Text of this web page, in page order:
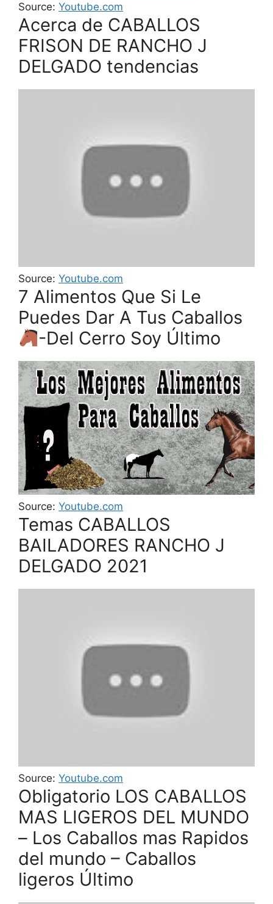
Source: Youtube.com
Acerca de CABALLOS
FRISON DE RANCHO J
DELGADO tendencias
Source: Youtube.com
7 Alimentos Que Si Le
Puedes Dar A Tus Caballos
-Del Cerro Soy Último
Source: Youtube.com
Temas CABALLOS
BAILADORES RANCHO J
DELGADO 2021
Source: Youtube.com
Obligatorio LOS CABALLOS
MAS LIGEROS DEL MUNDO
– Los Caballos mas Rapidos
del mundo – Caballos
ligeros Último